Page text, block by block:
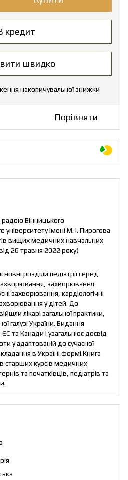
кредит
швидко
накопичувальної знижки
Порівняти
Вінницького
імені М. І. Пирогова
вищих медичних навчальних
26 травня 2022 року)
розділи педіатрії серед
захворювання
захворювання, кардіологічні
у дітей. До
лікарі загальної практики,
галузі України. Видання
та Канади і узагальнює досвід
у адаптованій до сучасної
в Україні формі.Книга
старших курсів медичних
та початківців, педіатрів та